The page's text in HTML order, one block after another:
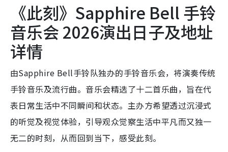
《此刻》Sapphire Bell 手铃
音乐会 2026演出日子及地址
详情
由Sapphire Bell手铃队独办的手铃音乐会，将演奏传统
手铃音乐及流行曲。音乐会精选了十二首乐曲，旨在代
表日常生活中不同瞬间和状态。主办方希望透过沉浸式
的听觉及视觉体验，引导观众觉察生活中平凡而又独一
无二的时刻，从而回到当下，感受此刻。